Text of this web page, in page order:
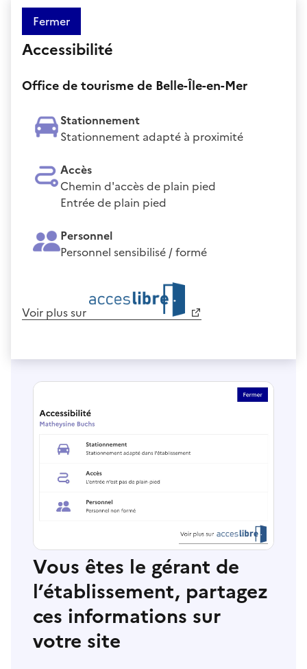
Fermer
Accessibilité
Office de tourisme de Belle-Île-en-Mer
Stationnement
Stationnement adapté à proximité
Accès
Chemin d'accès de plain pied
Entrée de plain pied
Personnel
Personnel sensibilisé / formé
Voir plus sur
Vous êtes le gérant de
l’établissement, partagez
ces informations sur
votre site